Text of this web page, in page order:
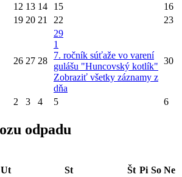
12 13 14 15
16
19 20 21 22 23
26 27 28
29
1
7. ročník súťaže vo varení
gulášu "Huncovský kotlík"
Zobraziť všetky záznamy z
dňa
30
2 3 4 5 6
odpadu
Ut St Št Pi So Ne